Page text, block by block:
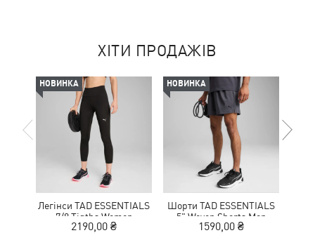
ХІТИ ПРОДАЖІВ
НОВИНКА
Легінси TAD ESSENTIALS
7/8 Tigths Women
2190,00 ₴
НОВИНКА
Шорти TAD ESSENTIALS
5" Woven Shorts Men
1590,00 ₴